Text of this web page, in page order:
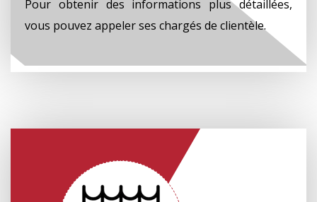
Pour obtenir des informations plus détaillées,
vous pouvez appeler ses chargés de clientèle.